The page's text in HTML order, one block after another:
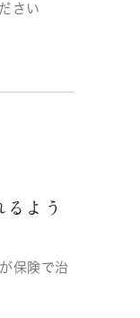
さい
よう
保険で治